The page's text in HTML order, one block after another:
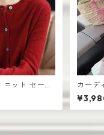
ニット セータ
おしゃれ 可愛
カーデ
ース 薄
おしゃ